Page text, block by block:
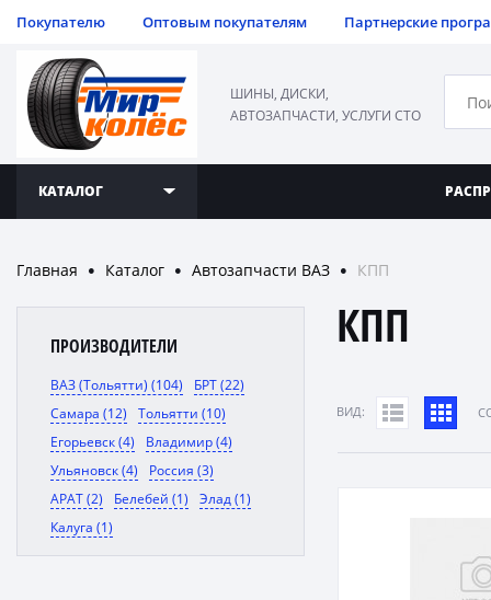
Покупателю Оптовым покупателям Партнерские
ШИНЫ, ДИСКИ,
АВТОЗАПЧАСТИ, УСЛУГИ СТО
КАТАЛОГ
Главная ● Каталог ● Автозапчасти ВАЗ ● КПП
ПРОИЗВОДИТЕЛИ
ВАЗ (Тольятти) (104)
БРТ (22)
Самара (12)
Тольятти (10)
Егорьевск (4)
Владимир (4)
Ульяновск (4)
Россия (3)
АРАТ (2)
Белебей (1)
Элад (1)
Калуга (1)
КПП
ВИД: